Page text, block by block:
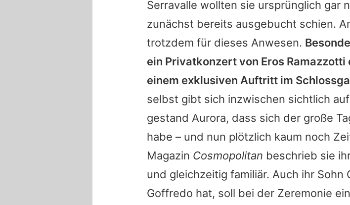
Serravalle wollten sie ursprünglich gar
zunächst bereits ausgebucht schien.
trotzdem für dieses Anwesen.
ein Privatkonzert von Eros Ramazzotti
einem exklusiven Auftritt im
selbst gibt sich inzwischen sichtlich
gestand Aurora, dass sich der große
habe – und nun plötzlich kaum noch
Magazin Cosmopolitan beschrieb sie
und gleichzeitig familiär. Auch ihr Sohn
Goffredo hat, soll bei der Zeremonie